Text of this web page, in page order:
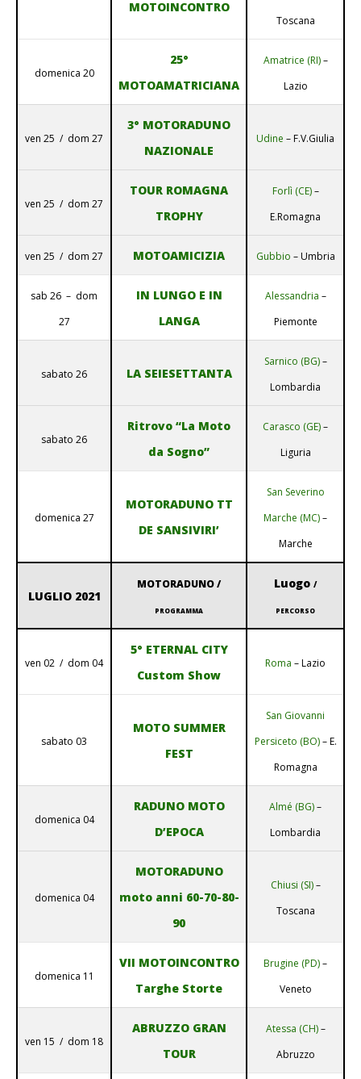
MOTOINCONTRO
Toscana
domenica 20
25°
MOTOAMATRICIANA
Amatrice (RI)–
Lazio
ven 25 / dom 27
3° MOTORADUNO
NAZIONALE
Udine – F.V.Giulia
ven 25 / dom 27
TOUR ROMAGNA
TROPHY
Forlì (CE)–
E.Romagna
ven 25 / dom 27 MOTOAMICIZIA Gubbio – Umbria
sab 26 – dom
27
IN LUNGO E IN
LANGA
Alessandria –
Piemonte
sabato 26 LA SEIESETTANTA
Sarnico (BG)–
Lombardia
sabato 26
Ritrovo “La Moto
da Sogno”
Carasco (GE)–
Liguria
domenica 27
MOTORADUNO TT
DE SANSIVIRI’
San Severino
Marche (MC)–
Marche
LUGLIO 2021
MOTORADUNO /
PROGRAMMA
Luogo /
PERCORSO
ven 02 / dom 04
5° ETERNAL CITY
Custom Show
Roma – Lazio
sabato 03
MOTO SUMMER
FEST
San Giovanni
Persiceto (BO)– E.
Romagna
domenica 04
RADUNO MOTO
D’EPOCA
Almé (BG)–
Lombardia
domenica 04
MOTORADUNO
moto anni 60-70-80-
90
Chiusi (SI)–
Toscana
domenica 11
VII MOTOINCONTRO
Targhe Storte
Brugine (PD)–
Veneto
ven 15 / dom 18
ABRUZZO GRAN
TOUR
Atessa (CH)–
Abruzzo